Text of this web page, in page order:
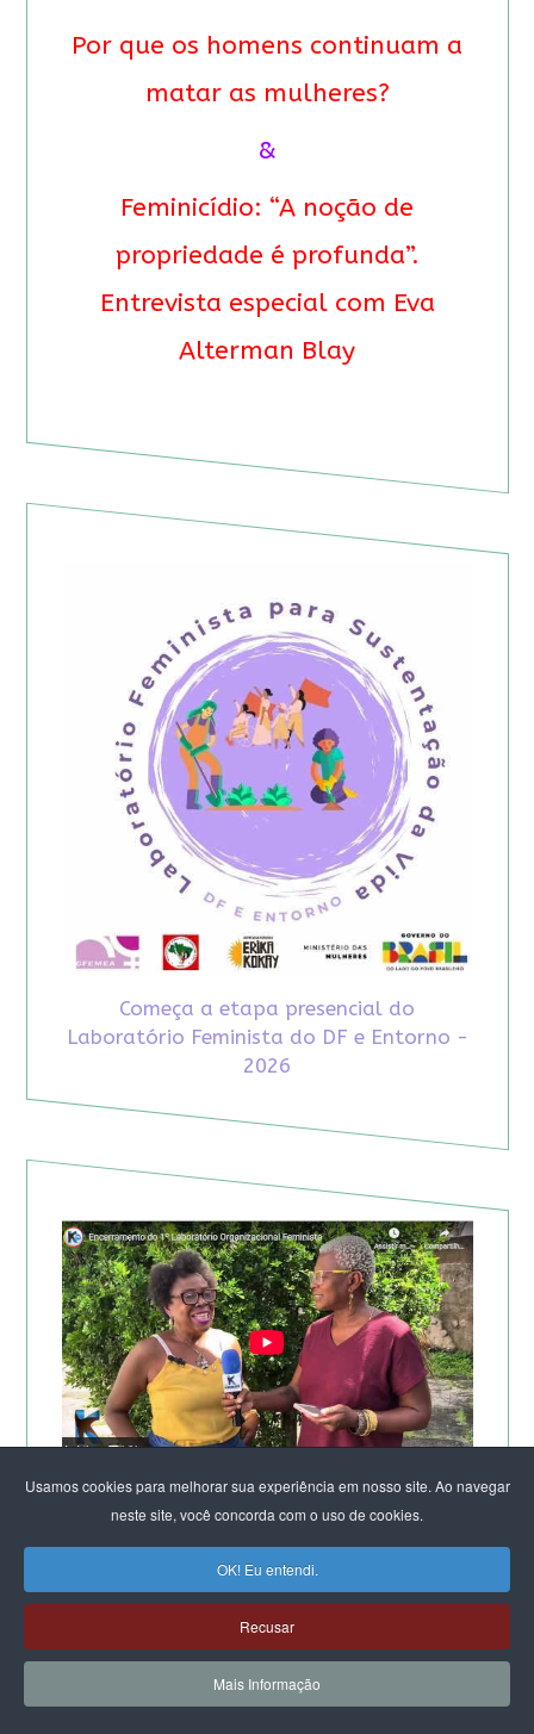
Usamos cookies para melhorar sua experiência em nosso site. Ao navegar
neste site, você concorda com o uso de cookies.
OK! Eu entendi.
Recusar
Mais Informação
Por que os homens continuam a
matar as mulheres?
&
Feminicídio: “A noção de
propriedade é profunda”.
Entrevista especial com Eva
Alterman Blay
Começa a etapa presencial do
Laboratório Feminista do DF e Entorno -
2026
TV KIRIMURÊ NO ENCERRAMENTO DO LABORATÓRIO
DE SALVADOR